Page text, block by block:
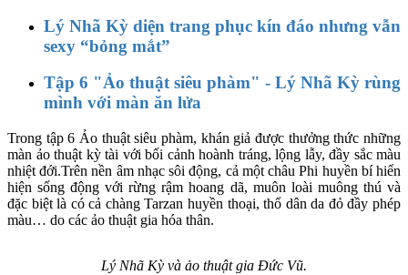
Lý Nhã Kỳ diện trang phục kín đáo nhưng vẫn
sexy “bỏng mắt”
Tập 6 "Ảo thuật siêu phàm" - Lý Nhã Kỳ rùng
mình với màn ăn lửa
Trong tập 6 Ảo thuật siêu phàm, khán giả được thưởng thức những
màn ảo thuật kỳ tài với bối cảnh hoành tráng, lộng lẫy, đầy sắc màu
nhiệt đới.Trên nền âm nhạc sôi động, cả một châu Phi huyền bí hiển
hiện sống động với rừng rậm hoang dã, muôn loài muông thú và
đặc biệt là có cả chàng Tarzan huyền thoại, thổ dân da đỏ đầy phép
màu… do các ảo thuật gia hóa thân.
Lý Nhã Kỳ và ảo thuật gia Đức Vũ.